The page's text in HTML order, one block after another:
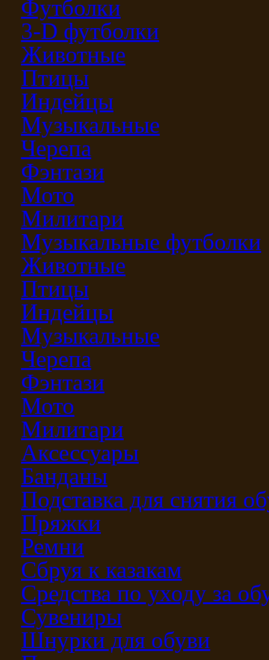
Футболки
3-D футболки
Животные
Птицы
Индейцы
Музыкальные
Черепа
Фэнтази
Мото
Милитари
Музыкальные футболки
Животные
Птицы
Индейцы
Музыкальные
Черепа
Фэнтази
Мото
Милитари
Аксессуары
Банданы
Подставка для снятия
Пряжки
Ремни
Сбруя к казакам
Средства по уходу за
Сувениры
Шнурки для обуви